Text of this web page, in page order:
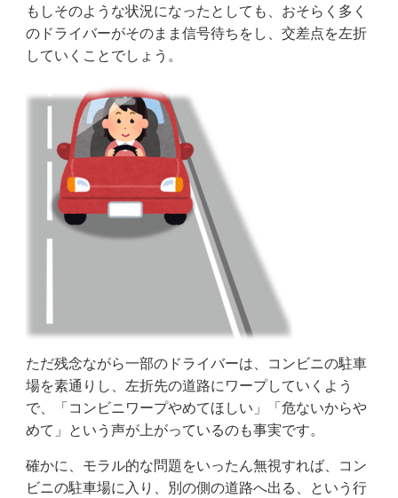
もしそのような状況になったとしても、おそらく多く
のドライバーがそのまま信号待ちをし、交差点を左折
していくことでしょう。
ただ残念ながら一部のドライバーは、コンビニの駐車
場を素通りし、左折先の道路にワープしていくよう
で、「コンビニワープやめてほしい」「危ないからや
めて」という声が上がっているのも事実です。
確かに、モラル的な問題をいったん無視すれば、コン
ビニの駐車場に入り、別の側の道路へ出る、という行